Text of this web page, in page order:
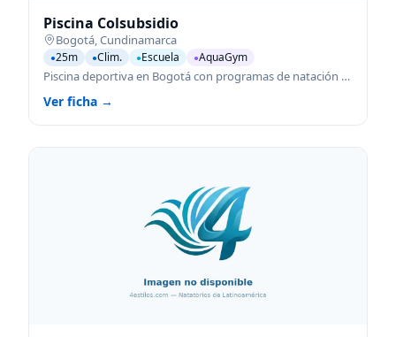
Piscina Colsubsidio
Bogotá Cundinamarca
●25m ●Clim. ●Escuela ●AquaGym
Piscina deportiva en Bogotá con programas de natación para todas las edades.
Ver ficha →